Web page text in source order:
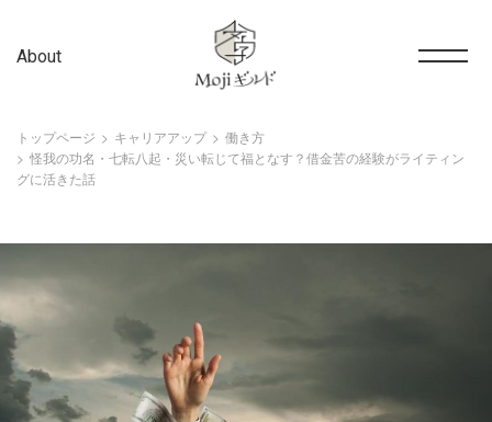
About
トップページ キャリアアップ
働き方
怪我の功名・七転八起・災い転じて福となす？借金苦の経験がライティン
グに活きた話